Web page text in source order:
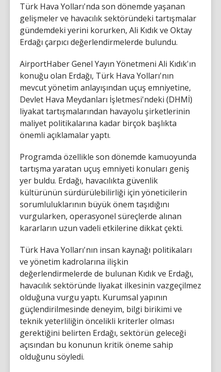
Türk Hava Yolları'nda son dönemde yaşanan
gelişmeler ve havacılık sektöründeki tartışmalar
gündemdeki yerini korurken, Ali Kıdık ve Oktay
Erdağı çarpıcı değerlendirmelerde bulundu.
AirportHaber Genel Yayın Yönetmeni Ali Kıdık'ın
konuğu olan Erdağı, Türk Hava Yolları'nın
mevcut yönetim anlayışından uçuş emniyetine,
Devlet Hava Meydanları İşletmesi'ndeki (DHMİ)
liyakat tartışmalarından havayolu şirketlerinin
maliyet politikalarına kadar birçok başlıkta
önemli açıklamalar yaptı.
Programda özellikle son dönemde kamuoyunda
tartışma yaratan uçuş emniyeti konuları geniş
yer buldu. Erdağı, havacılıkta güvenlik
kültürünün sürdürülebilirliği için yöneticilerin
sorumluluklarının büyük önem taşıdığını
vurgularken, operasyonel süreçlerde alınan
kararların uzun vadeli etkilerine dikkat çekti.
Türk Hava Yolları'nın insan kaynağı politikaları
ve yönetim kadrolarına ilişkin
değerlendirmelerde de bulunan Kıdık ve Erdağı,
havacılık sektöründe liyakat ilkesinin vazgeçilmez
olduğuna vurgu yaptı. Kurumsal yapının
güçlendirilmesinde deneyim, bilgi birikimi ve
teknik yeterliliğin öncelikli kriterler olması
gerektiğini belirten Erdağı, sektörün geleceği
açısından bu konunun kritik öneme sahip
olduğunu söyledi.